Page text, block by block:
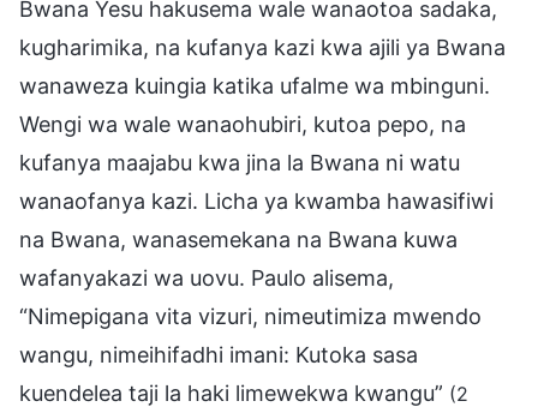
Bwana Yesu hakusema wale wanaotoa sadaka,
kugharimika, na kufanya kazi kwa ajili ya Bwana
wanaweza kuingia katika ufalme wa mbinguni.
Wengi wa wale wanaohubiri, kutoa pepo, na
kufanya maajabu kwa jina la Bwana ni watu
wanaofanya kazi. Licha ya kwamba hawasifiwi
na Bwana, wanasemekana na Bwana kuwa
wafanyakazi wa uovu. Paulo alisema,
“Nimepigana vita vizuri, nimeutimiza mwendo
wangu, nimeihifadhi imani: Kutoka sasa
kuendelea taji la haki limewekwa kwangu” (2